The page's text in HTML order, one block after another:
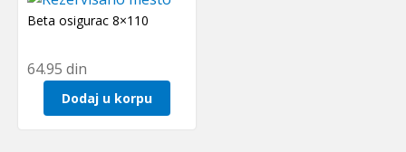
Beta osigurac 8×110
64.95 din
Dodaj u korpu